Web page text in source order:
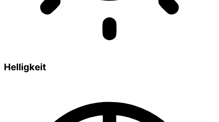
Helligkeit